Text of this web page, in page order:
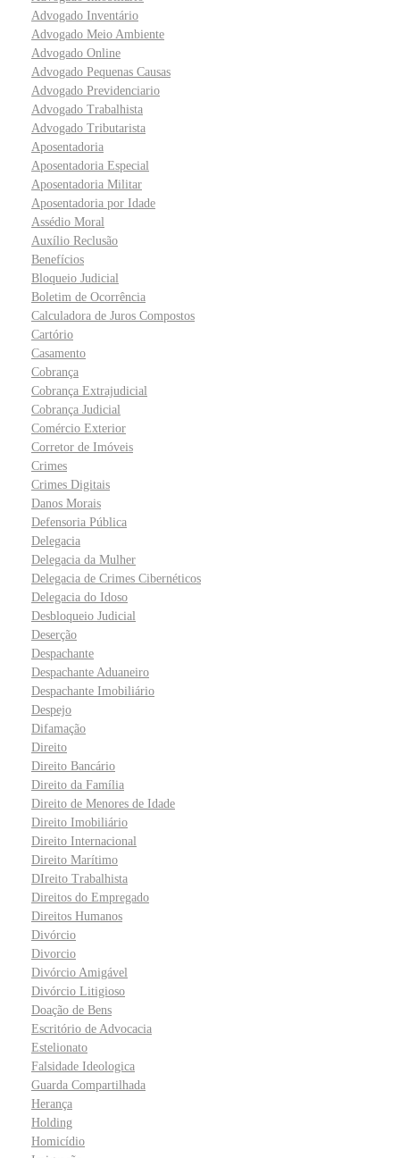
Advogado Inventário
Advogado Meio Ambiente
Advogado Online
Advogado Pequenas Causas
Advogado Previdenciario
Advogado Trabalhista
Advogado Tributarista
Aposentadoria
Aposentadoria Especial
Aposentadoria Militar
Aposentadoria por Idade
Assédio Moral
Auxílio Reclusão
Benefícios
Bloqueio Judicial
Boletim de Ocorrência
Calculadora de Juros Compostos
Cartório
Casamento
Cobrança
Cobrança Extrajudicial
Cobrança Judicial
Comércio Exterior
Corretor de Imóveis
Crimes
Crimes Digitais
Danos Morais
Defensoria Pública
Delegacia
Delegacia da Mulher
Delegacia de Crimes Cibernéticos
Delegacia do Idoso
Desbloqueio Judicial
Deserção
Despachante
Despachante Aduaneiro
Despachante Imobiliário
Despejo
Difamação
Direito
Direito Bancário
Direito da Família
Direito de Menores de Idade
Direito Imobiliário
Direito Internacional
Direito Marítimo
DIreito Trabalhista
Direitos do Empregado
Direitos Humanos
Divórcio
Divorcio
Divórcio Amigável
Divórcio Litigioso
Doação de Bens
Escritório de Advocacia
Estelionato
Falsidade Ideologica
Guarda Compartilhada
Herança
Holding
Homicídio